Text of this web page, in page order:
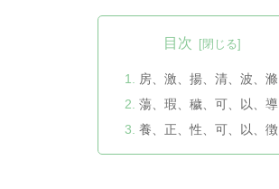
目次
房、激、揚、清、波、滌
蕩、瑕、穢、可、以、導
養、正、性、可、以、徴